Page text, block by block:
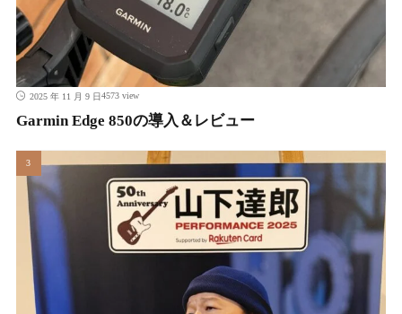
2025 年 11 月 9 日4573 view
Garmin Edge 850の導入＆レビュー